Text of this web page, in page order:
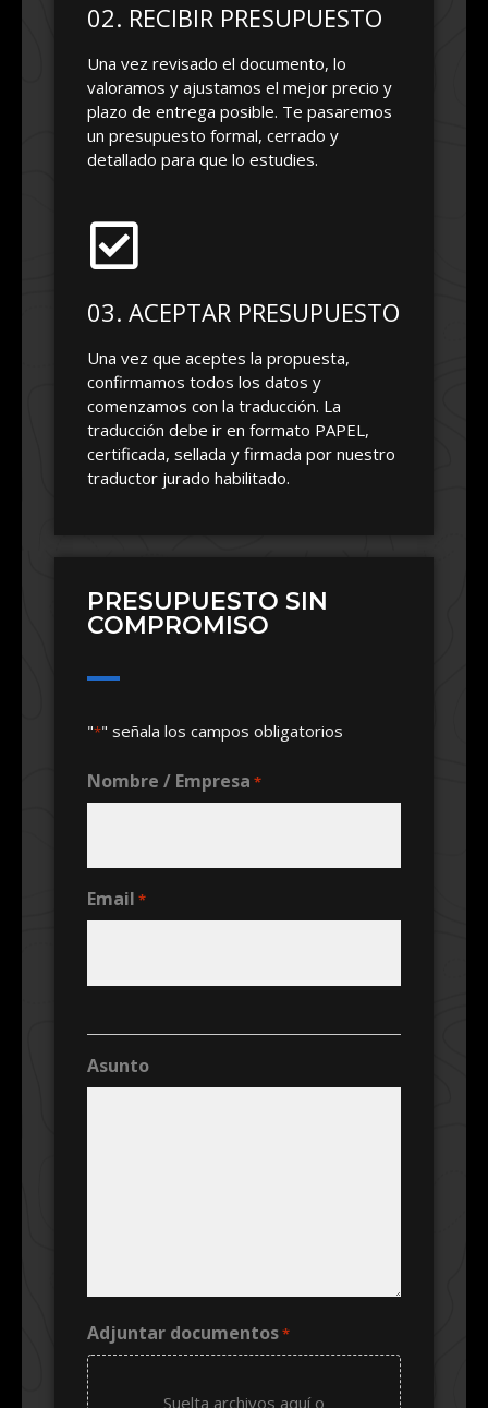
02. RECIBIR PRESUPUESTO
Una vez revisado el documento, lo
valoramos y ajustamos el mejor precio y
plazo de entrega posible. Te pasaremos
un presupuesto formal, cerrado y
detallado para que lo estudies.
03. ACEPTAR PRESUPUESTO
Una vez que aceptes la propuesta,
confirmamos todos los datos y
comenzamos con la traducción. La
traducción debe ir en formato PAPEL,
certificada, sellada y firmada por nuestro
traductor jurado habilitado.
PRESUPUESTO SIN
COMPROMISO
"*" señala los campos obligatorios
Nombre / Empresa *
Email *
Asunto
Adjuntar documentos*
Suelta archivos aquí o